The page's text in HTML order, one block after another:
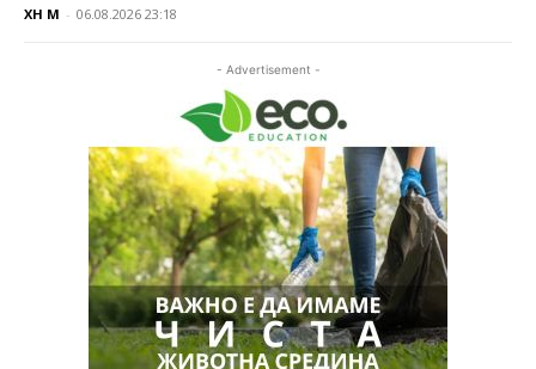
XH M - 06.08.2026 23:18
- Advertisement -